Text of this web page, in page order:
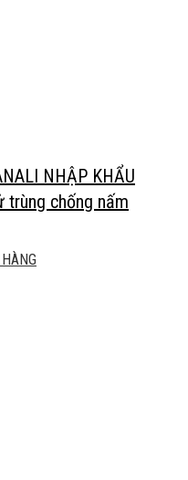
NHẬP KHẨU
trùng chống nấm